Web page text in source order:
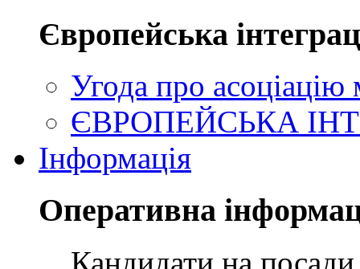
Європейська
Угода про
ЄВРОПЕЙСЬКА
Інформація
Оперативна
Кандидати на